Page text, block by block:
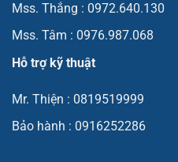
Mss. Thắng : 0972.640.130
Mss. Tâm : 0976.987.068
Hỗ trợ kỹ thuật
Mr. Thiện : 0819519999
Bảo hành : 0916252286